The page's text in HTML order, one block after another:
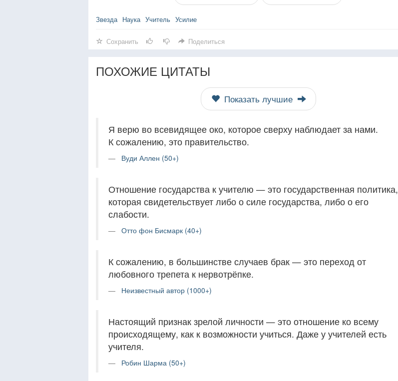
Звезда Наука Учитель Усилие
Сохранить Поделиться
ПОХОЖИЕ ЦИТАТЫ
Показать лучшие
Я верю во всевидящее око, которое сверху наблюдает за нами.
К сожалению, это правительство.
Вуди Аллен (50+)
Отношение государства к учителю — это государственная политика,
которая свидетельствует либо о силе государства, либо о его
слабости.
Отто фон Бисмарк (40+)
К сожалению, в большинстве случаев брак — это переход от
любовного трепета к нервотрёпке.
Неизвестный автор (1000+)
Настоящий признак зрелой личности — это отношение ко всему
происходящему, как к возможности учиться. Даже у учителей есть
учителя.
Робин Шарма (50+)